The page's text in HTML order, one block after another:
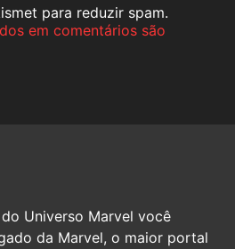
para reduzir spam.
em comentários são
Universo Marvel você
da Marvel, o maior portal